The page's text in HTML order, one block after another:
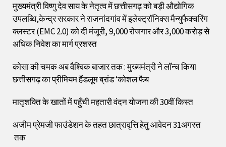
मुख्यमंत्री विष्णु देव साय के नेतृत्व में छत्तीसगढ़ को बड़ी औद्योगिक
उपलब्धि,केन्द्र सरकार ने राजनांदगांव में इलेक्ट्रॉनिक्स मैन्युफैक्चरिंग
क्लस्टर (EMC 2.0) को दी मंजूरी, 9,000 रोजगार और ₹3,000 करोड़ से
अधिक निवेश का मार्ग प्रशस्त
कोसा की चमक अब वैश्विक बाजार तक : मुख्यमंत्री ने लॉन्च किया
छत्तीसगढ़ का प्रीमियम हैंडलूम ब्रांड ‘कोशल फैब
मातृशक्ति के खातों में पहुँची महतारी वंदन योजना की 30वीं किस्त
अजीम प्रेमजी फाउंडेशन के तहत छात्रावृत्ति हेतु आवेदन 31अगस्त
तक